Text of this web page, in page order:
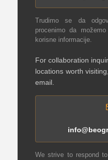
Trudimo se da
procenimo da
korisne informacije.
For collaboration
locations worth
email.
We strive to respond